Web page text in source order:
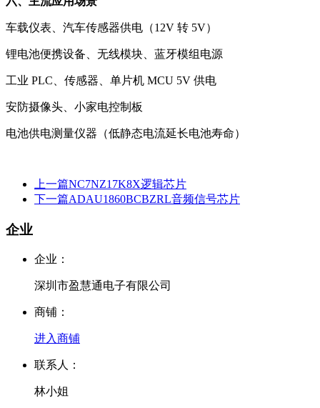
车载仪表、汽车传感器供电（12V 转 5V）
锂电池便携设备、无线模块、蓝牙模组电源
工业 PLC、传感器、单片机 MCU 5V 供电
安防摄像头、小家电控制板
电池供电测量仪器（低静态电流延长电池寿命）
上一篇NC7NZ17K8X逻辑芯片
下一篇ADAU1860BCBZRL音频信号芯片
企业
企业：
深圳市盈慧通电子有限公司
商铺：
进入商铺
联系人：
林小姐